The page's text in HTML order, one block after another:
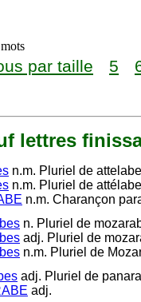
par taille 5
lettres
n.m. Pluriel de
n.m. Pluriel de
n.m. Charançon
n. Pluriel de
adj. Pluriel de
n.m. Pluriel de
adj. Pluriel de
adj.